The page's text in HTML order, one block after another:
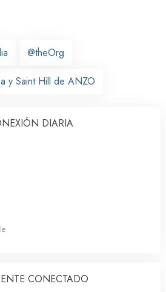
@theOrg
y Saint Hill de ANZO
DIARIA
CONECTADO